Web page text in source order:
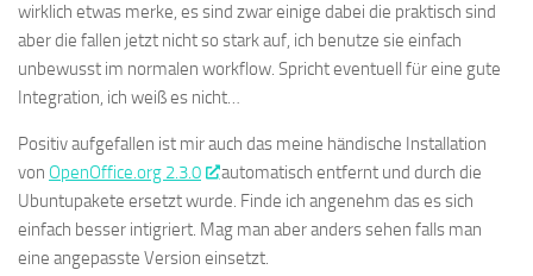
wirklich etwas merke, es sind zwar einige dabei die praktisch sind
aber die fallen jetzt nicht so stark auf, ich benutze sie einfach
unbewusst im normalen workflow. Spricht eventuell für eine gute
Integration, ich weiß es nicht…
Positiv aufgefallen ist mir auch das meine händische Installation
von OpenOffice.org 2.3.0
automatisch entfernt und durch die
Ubuntupakete ersetzt wurde. Finde ich angenehm das es sich
einfach besser intigriert. Mag man aber anders sehen falls man
eine angepasste Version einsetzt.